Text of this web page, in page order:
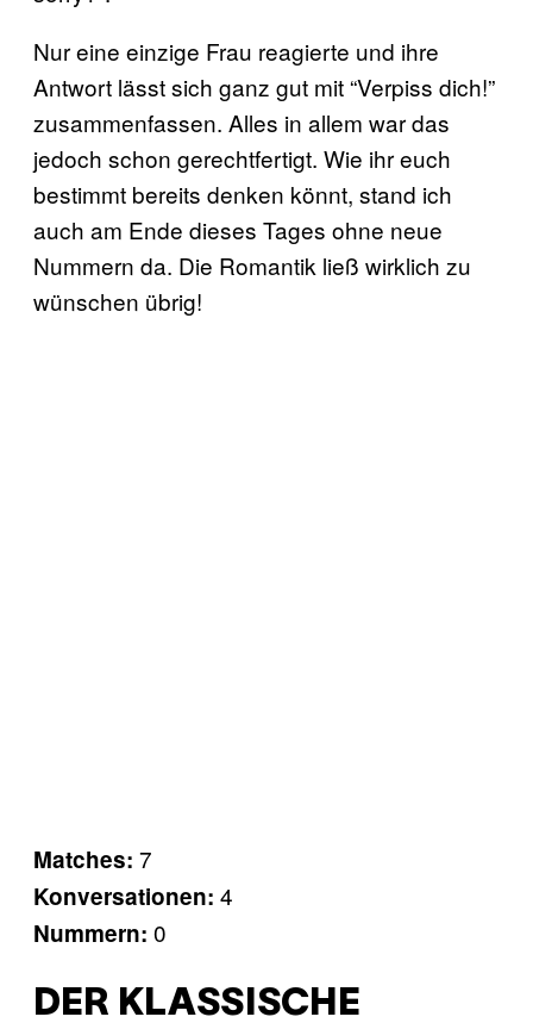
Nur eine einzige Frau reagierte und ihre
Antwort lässt sich ganz gut mit “Verpiss dich!”
zusammenfassen. Alles in allem war das
jedoch schon gerechtfertigt. Wie ihr euch
bestimmt bereits denken könnt, stand ich
auch am Ende dieses Tages ohne neue
Nummern da. Die Romantik ließ wirklich zu
wünschen übrig!
Matches: 7
Konversationen: 4
Nummern: 0
DER KLASSISCHE